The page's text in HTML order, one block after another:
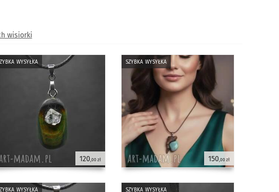
wisiorki
wysyłka
120,00 zł
szybka wysyłka
150,00 zł
wysyłka szybka wysyłka